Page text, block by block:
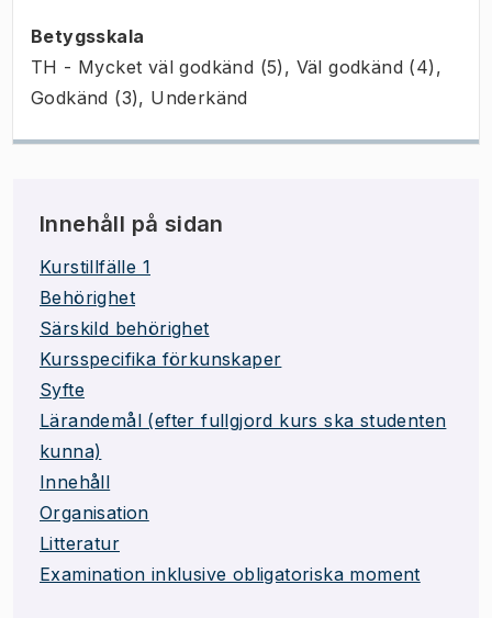
Betygsskala
TH - Mycket väl godkänd (5), Väl godkänd (4),
Godkänd (3), Underkänd
Innehåll på sidan
Kurstillfälle 1
Behörighet
Särskild behörighet
Kursspecifika förkunskaper
Syfte
Lärandemål (efter fullgjord kurs ska studenten
kunna)
Innehåll
Organisation
Litteratur
Examination inklusive obligatoriska moment